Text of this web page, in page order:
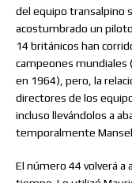
del equipo transalpino
acostumbrado un
14 británicos han
campeones mundiales
en 1964), pero, la
directores de los
incluso llevándolos a
temporalmente
El número 44 volverá a